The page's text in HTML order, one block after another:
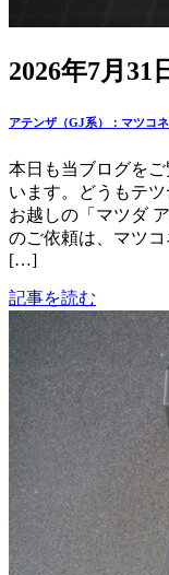
2026年7月31
アテンザ（GJ系）：マツコ
本日も当ブログを
います。どうもテ
お越しの「マツダ
のご依頼は、マツ
[…]
記事を読む